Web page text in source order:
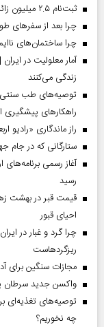
ثبت‌نام ۲.۵ میلیون زائر در سماح | عبور ۱.۷ میلیون نفر از مرز‌های اربعین
چرا بعد از سفرهای
چرا ساختمان‌های
زندگی می‌کنند
توصیه‌های طب سنتی
راهکارهای پیشگیری
راز ماندگاری «رادیو
ستارگانی که در جام جهانی ۲۰۲۶ بازی
رسید
احیای قبور
چرا گرد و غبار در
ریزگردهاست
مجازات سنگین برای
واکسن جدید سرطان
چه نخوریم؟